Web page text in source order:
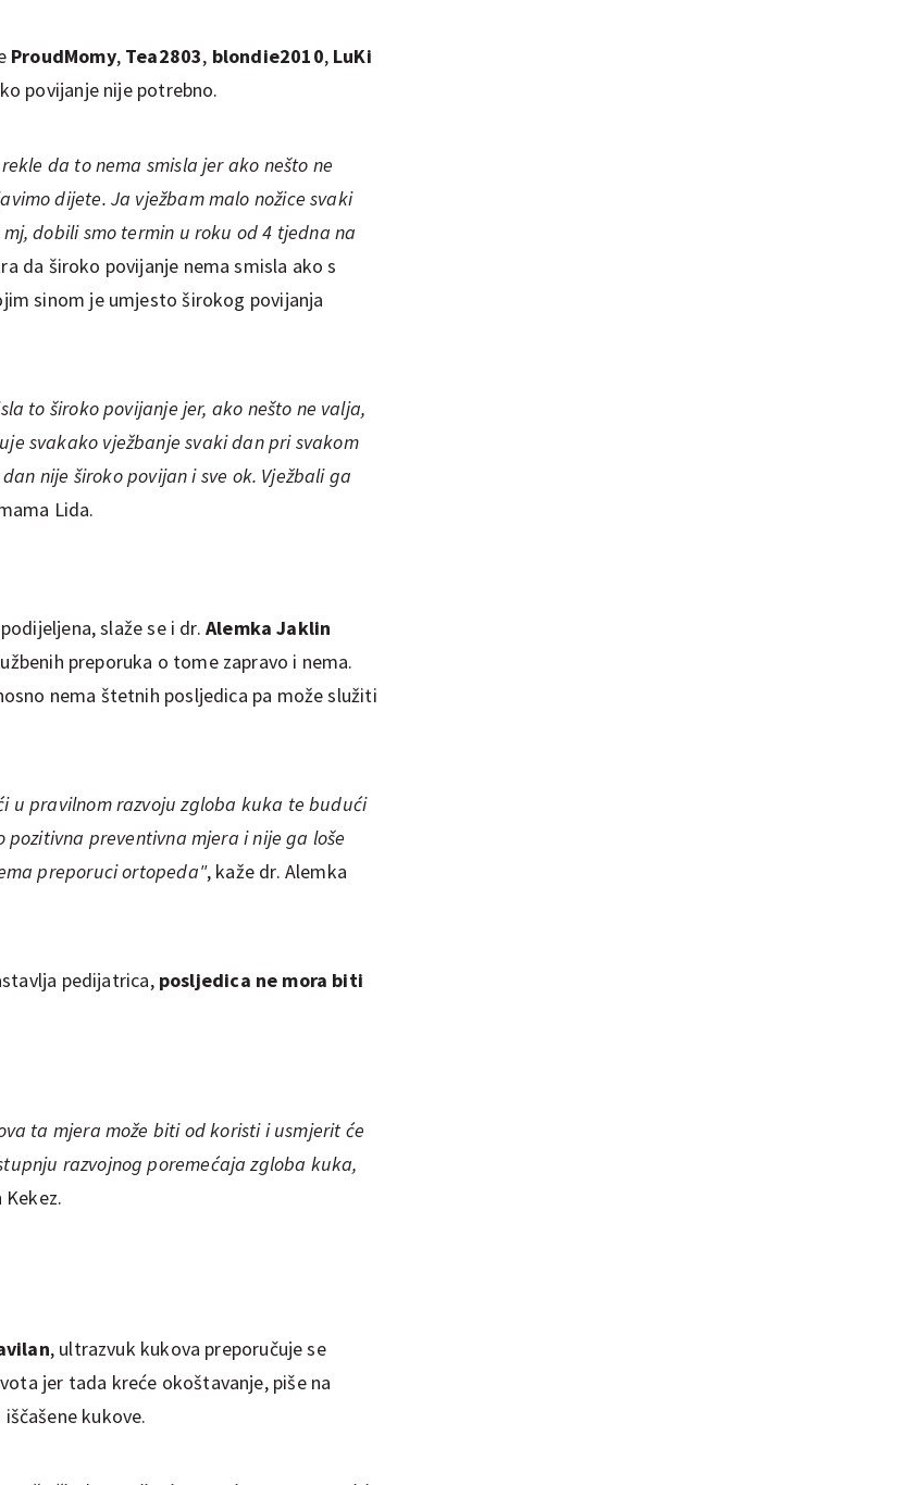
ProudMomy,Tea2803, blondie2010,LuKi
povijanje nije potrebno.
da to nema smisla jer ako nešto ne
dijete. Ja vježbam malo nožice svaki
dobili smo termin u roku od 4 tjedna na
da široko povijanje nema smisla ako s
sinom je umjesto širokog povijanja
to široko povijanje jer, ako nešto ne valja,
svakako vježbanje svaki dan pri svakom
nije široko povijan i sve ok. Vježbali ga
Lida.
slaže se i dr. Alemka Jaklin
preporuka o tome zapravo i nema.
nema štetnih posljedica pa može služiti
u pravilnom razvoju zgloba kuka te budući
preventivna mjera i nije ga loše
preporuci ortopeda", kaže dr. Alemka
pedijatrica,posljedica ne mora biti
ta mjera može biti od koristi i usmjerit će
razvojnog poremećaja zgloba kuka,
, ultrazvuk kukova preporučuje se
jer tada kreće okoštavanje, piše na
kukove.